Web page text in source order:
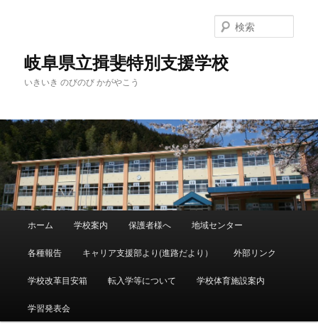
岐阜県立揖斐特別支援学校
いきいき のびのび かがやこう
索
メ
イ
ン
サ
ブ
コ
ホーム 学校案内 保護者様へ 地域センター
各種報告 キャリア支援部より(進路だより） 外部リンク
学校改革目安箱 転入学等について 学校体育施設案内
学習発表会